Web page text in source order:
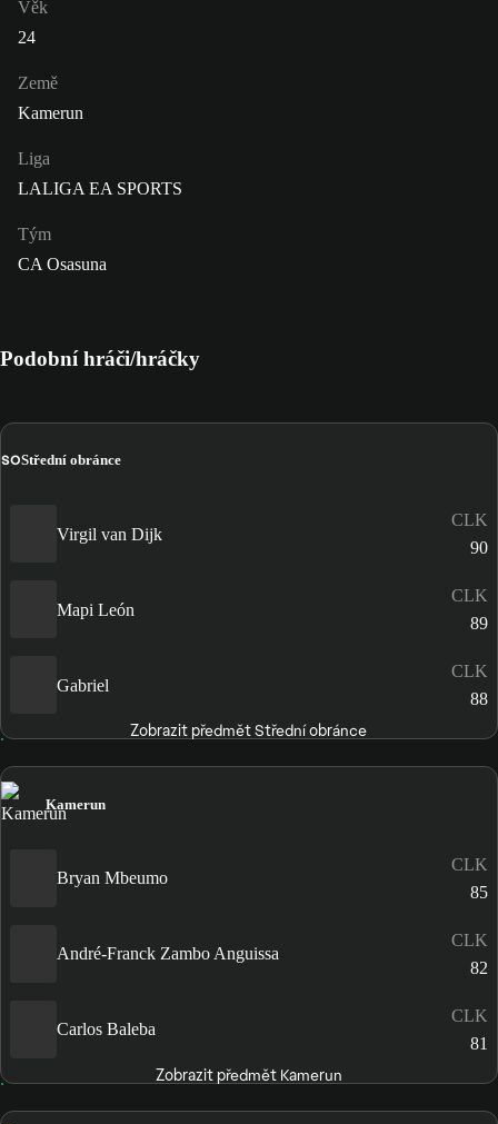
Věk
24
Země
Kamerun
Liga
LALIGA EA SPORTS
Tým
CA Osasuna
Podobní hráči/hráčky
SOStřední obránce
Virgil van Dijk
CLK
90
Mapi León
CLK
89
Gabriel
CLK
88
Zobrazit předmět Střední obránce
Kamerun
Bryan Mbeumo
CLK
85
André-Franck Zambo Anguissa
CLK
82
Carlos Baleba
CLK
81
Zobrazit předmět Kamerun